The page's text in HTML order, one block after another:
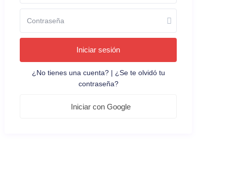
Iniciar sesión
¿No tienes una cuenta?| ¿Se te olvidó tu
contraseña?
Iniciar con Google